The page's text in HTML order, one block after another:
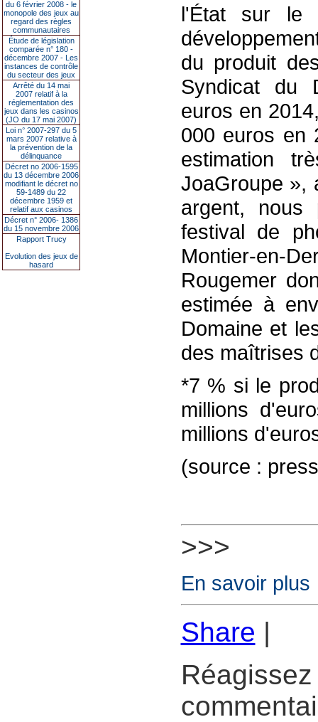
du 6 février 2008 - le
monopole des jeux au
regard des règles
communautaires
Étude de législation
comparée n° 180 -
décembre 2007 - Les
instances de contrôle
du secteur des jeux
Arrêté du 14 mai
2007 relatif à la
réglementation des
jeux dans les casinos
(JO du 17 mai 2007)
Loi n° 2007-297 du 5
mars 2007 relative à
la prévention de la
délinquance
Décret no 2006-1595
du 13 décembre 2006
modifiant le décret no
59-1489 du 22
décembre 1959 et
relatif aux casinos
Décret n° 2006- 1386
du 15 novembre 2006
Rapport Trucy
Evolution des jeux de
hasard
l'État sur le
du produit
Syndicat du
euros en
000 euros en
estimation
JoaGroupe »,
argent, nous
festival de
Montier-en-
Rougemer
estimée à
Domaine et
des maîtrises
*7 % si le
millions
millions
(source :
>>>
En savoir plus
Share |